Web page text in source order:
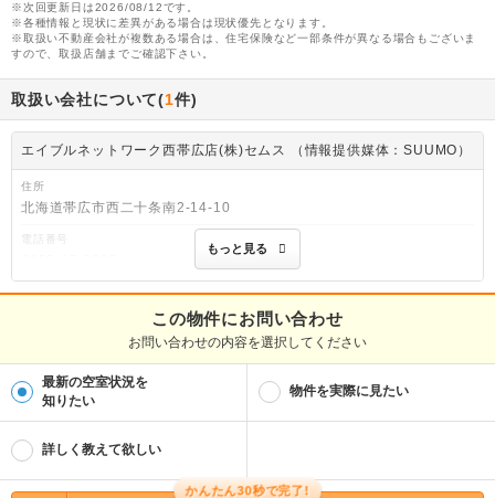
※次回更新日は2026/08/12です。
※各種情報と現状に差異がある場合は現状優先となります。
※取扱い不動産会社が複数ある場合は、住宅保険など一部条件が異なる場合もございま
すので、取扱店舗までご確認下さい。
取扱い会社について(1件)
エイブルネットワーク西帯広店(株)セムス （情報提供媒体：SUUMO）
住所
北海道帯広市西二十条南2-14-10
電話番号
免許番号
北海道知事釧路(7)第418号
仲介
物件管理番号
100498351700
※お問い合わせの際には、担当者へ物件管理番号をお伝えください。
物件の所在地 : 北海道帯広市西二十三条南２ / 交通の利便 : ＪＲ根室本線/西帯広駅
もっと見る
この物件にお問い合わせ
お問い合わせの内容を選択してください
最新の空室状況を
知りたい
物件を実際に見たい
詳しく教えて欲しい
かんたん30秒で完了!